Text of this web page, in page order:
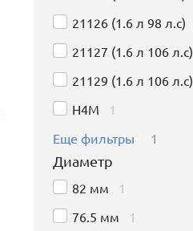
21126 (1.6 л 98 л.с)
21127 (1.6 л 106 л.с)
21129 (1.6 л 106 л.с)
H4M
1
Еще фильтры
1
Диаметр
82 мм
1
76.5 мм
1